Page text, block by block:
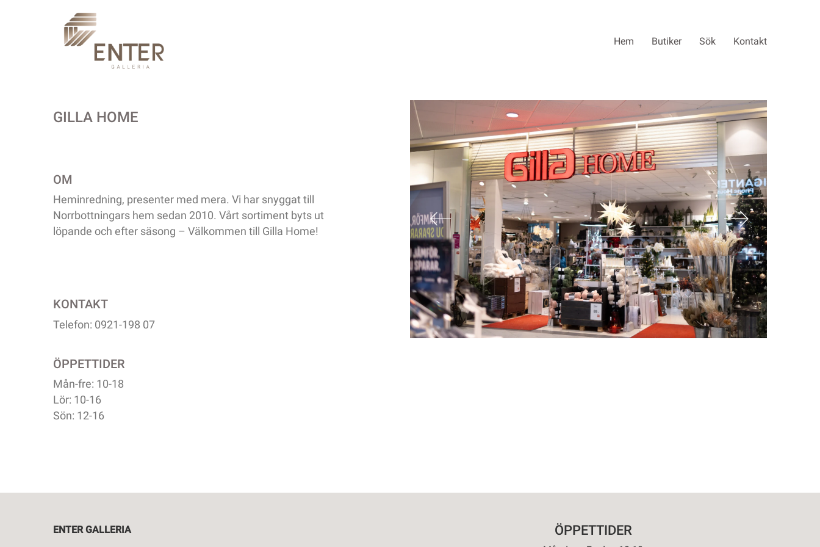
Hem Butiker Sök Kontakt
GILLA HOME
OM
Heminredning, presenter med mera. Vi har snyggat till
Norrbottningars hem sedan 2010. Vårt sortiment byts ut
löpande och efter säsong – Välkommen till Gilla Home!
KONTAKT
Telefon: 0921-198 07
ÖPPETTIDER
Mån-fre: 10-18
Lör: 10-16
Sön: 12-16
ENTER GALLERIA ÖPPETTIDER